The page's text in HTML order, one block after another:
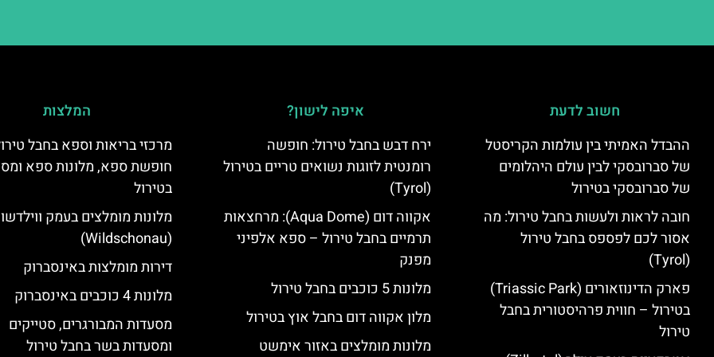
חשוב לדעת
ההבדל האמיתי בין עולמות הקריסטל
של סברובסקי לבין עולם היהלומים
של סברובסקי בטירול
חובה לראות ולעשות בחבל טירול: מה
אסור לכם לפספס בחבל טירול
(Tyrol)
פארק הדינוזאורים (Triassic Park)
בטירול – חווית פרהיסטורית בחבל
טירול
איפה לישון?
ירח דבש בחבל טירול: חופשה
רומנטית לזוגות נשואים טריים בטירול
(Tyrol)
אקווה דום (Aqua Dome): מרחצאות
תרמיים בחבל טירול – ספא אלפיני
מפנק
מלונות 5 כוכבים בחבל טירול
מלון אקווה דום בחבל אוץ בטירול
מלונות מומלצים באזור אימשט
המלצות
מרכזי בריאות וספא בחבל
חופשת ספא, מלונות ספא
בטירול
מלונות מומלצים בעמק
(Wildschonau)
דירות מומלצות באינסברוק
מלונות 4 כוכבים באינסברוק
מסעדות המבורגרים, סטייקים
ומסעדות בשר בחבל טירול